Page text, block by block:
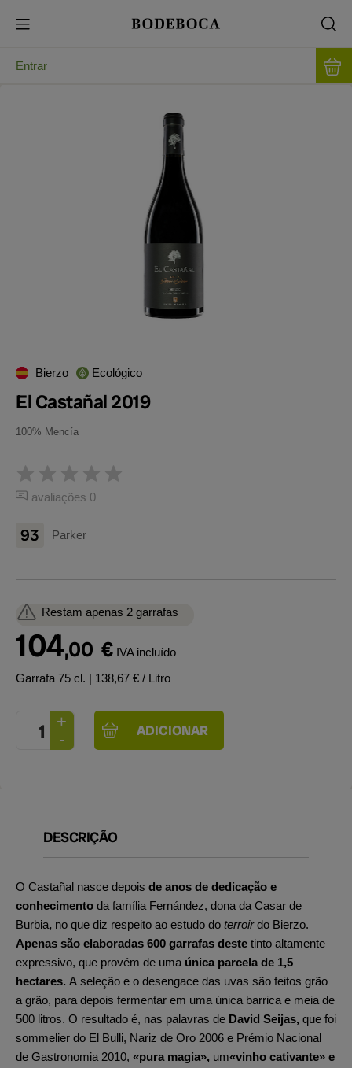
Entrar
Bierzo Ecológico
El Castañal 2019
100% Mencía
avaliações 0
93 Parker
Restam apenas 2 garrafas
104,00 € IVA incluído
Garrafa 75 cl. | 138,67 € / Litro
DESCRIÇÃO
O Castañal nasce depois de anos de dedicação e
conhecimento da família Fernández, dona da Casar de
Burbia, no que diz respeito ao estudo do terroirdo Bierzo.
Apenas são elaboradas 600 garrafas deste tinto altamente
expressivo, que provém de uma única parcela de 1,5
hectares. A seleção e o desengace das uvas são feitos grão
a grão, para depois fermentar em uma única barrica e meia de
500 litros. O resultado é, nas palavras de David Seijas, que foi
sommelier do El Bulli, Nariz de Oro 2006 e Prémio Nacional
de Gastronomia 2010, «pura magia», um«vinho cativante» e